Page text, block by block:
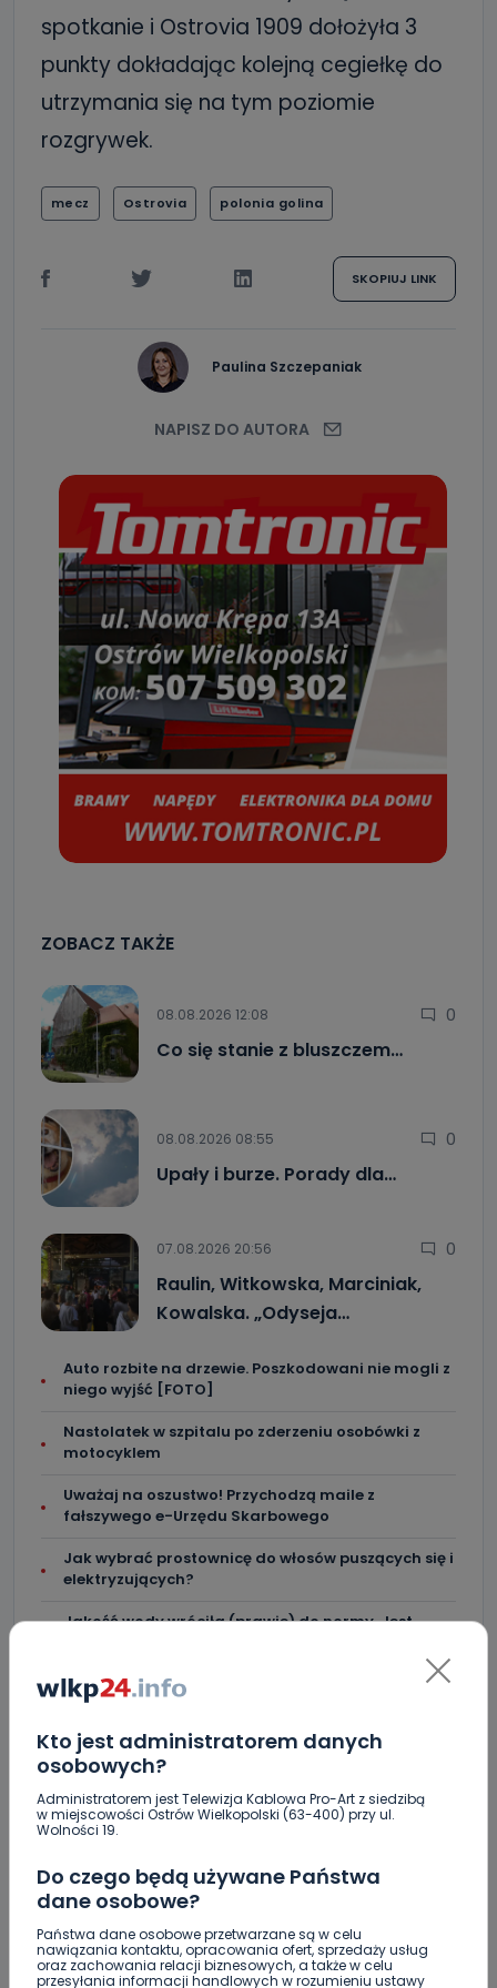
Kto jest administratorem danych
osobowych?
Administratorem jest Telewizja Kablowa Pro-Art z siedzibą
w miejscowości Ostrów Wielkopolski (63-400) przy ul.
Wolności 19.
Do czego będą używane Państwa
dane osobowe?
Państwa dane osobowe przetwarzane są w celu
nawiązania kontaktu, opracowania ofert, sprzedaży usług
oraz zachowania relacji biznesowych, a także w celu
przesyłania informacji handlowych w rozumieniu ustawy
spotkanie i Ostrovia 1909 dołożyła 3
punkty dokładając kolejną cegiełkę do
utrzymania się na tym poziomie
rozgrywek.
mecz Ostrovia polonia golina
SKOPIUJ LINK
Paulina Szczepaniak
NAPISZ DO AUTORA
ZOBACZ TAKŻE
08.08.2026 12:08 0
Co się stanie z bluszczem…
08.08.2026 08:55 0
Upały i burze. Porady dla…
07.08.2026 20:56 0
Raulin, Witkowska, Marciniak,
Kowalska. „Odyseja…
Auto rozbite na drzewie. Poszkodowani nie mogli z
niego wyjść [FOTO]
Nastolatek w szpitalu po zderzeniu osobówki z
motocyklem
Uważaj na oszustwo! Przychodzą maile z
fałszywego e-Urzędu Skarbowego
Jak wybrać prostownicę do włosów puszących się i
elektryzujących?
Jakość wody wróciła (prawie) do normy. Jest
Zatrzymany w Sośniach. Za połamane tablice
Nowe ustalenia w sprawie OZC. Kto spełnił warunki
przetargu, a kto próbował wrócić do gry?
Czy aquapark w Ostrowie powinien powstać?
Rozpoczęły się konsultacje
większy?